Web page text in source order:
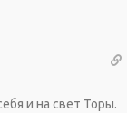
и на свет Торы.